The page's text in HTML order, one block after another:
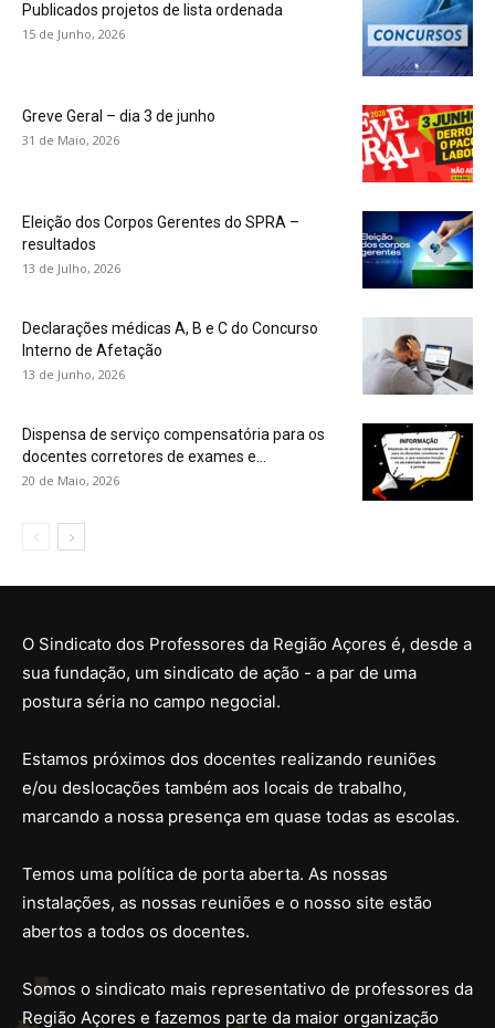
Publicados projetos de lista ordenada
15 de Junho, 2026
Greve Geral – dia 3 de junho
31 de Maio, 2026
Eleição dos Corpos Gerentes do SPRA –
resultados
13 de Julho, 2026
Declarações médicas A, B e C do Concurso
Interno de Afetação
13 de Junho, 2026
Dispensa de serviço compensatória para os
docentes corretores de exames e...
20 de Maio, 2026
O Sindicato dos Professores da Região Açores é, desde a
sua fundação, um sindicato de ação - a par de uma
postura séria no campo negocial.
Estamos próximos dos docentes realizando reuniões
e/ou deslocações também aos locais de trabalho,
marcando a nossa presença em quase todas as escolas.
Temos uma política de porta aberta. As nossas
instalações, as nossas reuniões e o nosso site estão
abertos a todos os docentes.
Somos o sindicato mais representativo de professores da
Região Açores e fazemos parte da maior organização